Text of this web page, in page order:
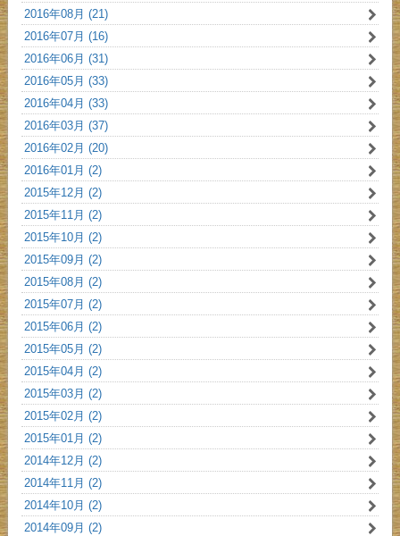
2016年08月 (21)
2016年07月 (16)
2016年06月 (31)
2016年05月 (33)
2016年04月 (33)
2016年03月 (37)
2016年02月 (20)
2016年01月 (2)
2015年12月 (2)
2015年11月 (2)
2015年10月 (2)
2015年09月 (2)
2015年08月 (2)
2015年07月 (2)
2015年06月 (2)
2015年05月 (2)
2015年04月 (2)
2015年03月 (2)
2015年02月 (2)
2015年01月 (2)
2014年12月 (2)
2014年11月 (2)
2014年10月 (2)
2014年09月 (2)